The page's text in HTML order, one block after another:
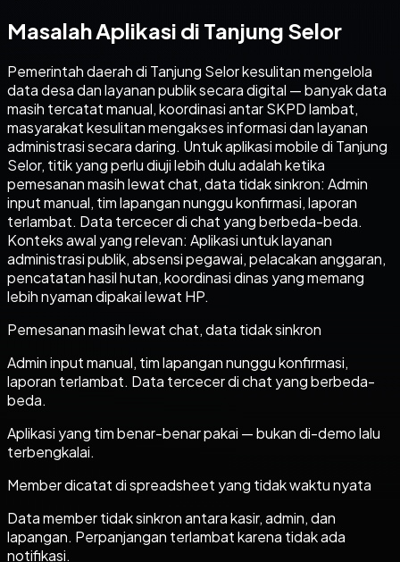
Masalah Aplikasi di Tanjung Selor
Pemerintah daerah di Tanjung Selor kesulitan mengelola
data desa dan layanan publik secara digital — banyak data
masih tercatat manual, koordinasi antar SKPD lambat,
masyarakat kesulitan mengakses informasi dan layanan
administrasi secara daring. Untuk aplikasi mobile di Tanjung
Selor, titik yang perlu diuji lebih dulu adalah ketika
pemesanan masih lewat chat, data tidak sinkron: Admin
input manual, tim lapangan nunggu konfirmasi, laporan
terlambat. Data tercecer di chat yang berbeda-beda.
Konteks awal yang relevan: Aplikasi untuk layanan
administrasi publik, absensi pegawai, pelacakan anggaran,
pencatatan hasil hutan, koordinasi dinas yang memang
lebih nyaman dipakai lewat HP.
Pemesanan masih lewat chat, data tidak sinkron
Admin input manual, tim lapangan nunggu konfirmasi,
laporan terlambat. Data tercecer di chat yang berbeda-
beda.
Aplikasi yang tim benar-benar pakai — bukan di-demo lalu
terbengkalai.
Member dicatat di spreadsheet yang tidak waktu nyata
Data member tidak sinkron antara kasir, admin, dan
lapangan. Perpanjangan terlambat karena tidak ada
notifikasi.